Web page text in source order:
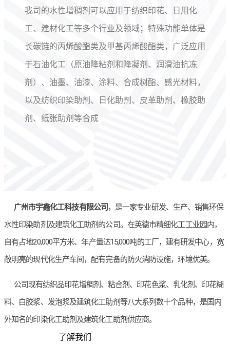
我司的水性增稠剂可以应用于纺织印花、日用化
工、建材化工等多个行业及领域；特殊功能单体是
长碳链的丙烯酸酯类及甲基丙烯酸酯类，广泛应用
于石油化工（原油降粘剂和降凝剂、润滑油抗冻
剂）、油墨、油漆、涂料、合成树酯、感光材料，
以及纺织印染助剂、日化助剂、皮革助剂、橡胶助
剂、纸张助剂等合成
广州市宇鑫化工科技有限公司，是一家专业研发、生产、销售环保
水性印染助剂及建筑化工助剂的公司。在英德市精细化工工业园内，
自有占地20,000平方米、年产量达15,000吨的工厂，建有研发中心，宽
敞明亮的现代化生产车间，配有完备的防火消防设施，环境优美。
公司现有纺织品印花增稠剂、粘合剂、印花色浆、乳化剂、印花糊
料、白胶浆、发泡浆及建筑化工助剂等八大系列数十个品种，是国内
外知名的印染化工助剂及建筑化工助剂供应商。
了解我们